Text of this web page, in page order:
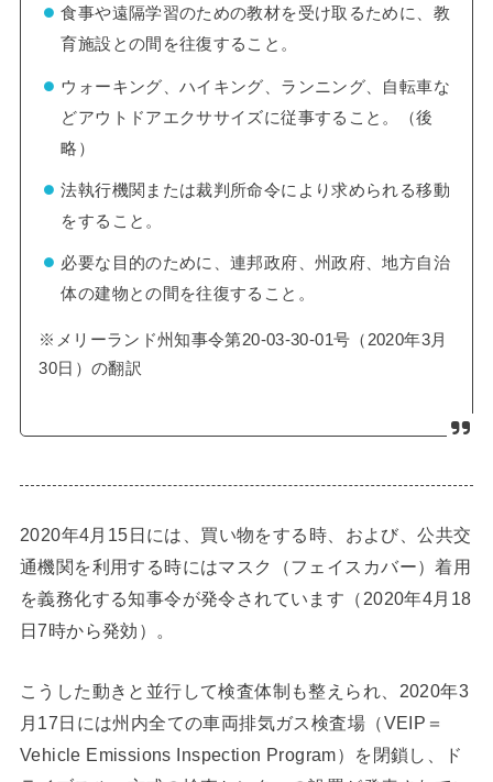
食事や遠隔学習のための教材を受け取るために、教
育施設との間を往復すること。
ウォーキング、ハイキング、ランニング、自転車な
どアウトドアエクササイズに従事すること。（後
略）
法執行機関または裁判所命令により求められる移動
をすること。
必要な目的のために、連邦政府、州政府、地方自治
体の建物との間を往復すること。
※メリーランド州知事令第20-03-30-01号（2020年3月
30日）の翻訳
2020年4月15日には、買い物をする時、および、公共交
通機関を利用する時にはマスク（フェイスカバー）着用
を義務化する知事令が発令されています（2020年4月18
日7時から発効）。
こうした動きと並行して検査体制も整えられ、2020年3
月17日には州内全ての車両排気ガス検査場（VEIP＝
Vehicle Emissions Inspection Program）を閉鎖し、ド